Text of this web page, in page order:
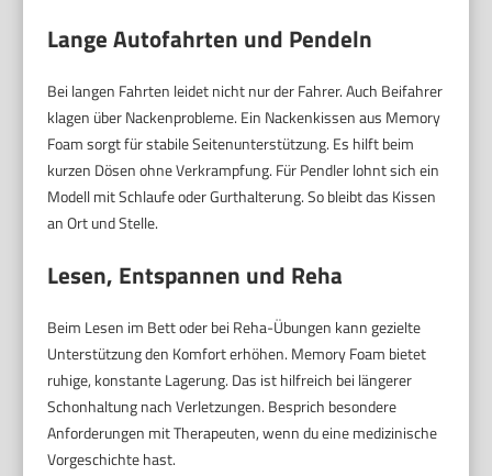
Lange Autofahrten und Pendeln
Bei langen Fahrten leidet nicht nur der Fahrer. Auch Beifahrer
klagen über Nackenprobleme. Ein Nackenkissen aus Memory
Foam sorgt für stabile Seitenunterstützung. Es hilft beim
kurzen Dösen ohne Verkrampfung. Für Pendler lohnt sich ein
Modell mit Schlaufe oder Gurthalterung. So bleibt das Kissen
an Ort und Stelle.
Lesen, Entspannen und Reha
Beim Lesen im Bett oder bei Reha-Übungen kann gezielte
Unterstützung den Komfort erhöhen. Memory Foam bietet
ruhige, konstante Lagerung. Das ist hilfreich bei längerer
Schonhaltung nach Verletzungen. Besprich besondere
Anforderungen mit Therapeuten, wenn du eine medizinische
Vorgeschichte hast.